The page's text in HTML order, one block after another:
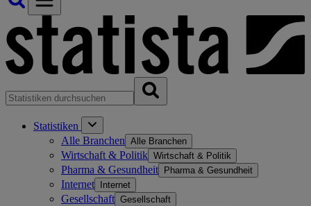
Statistiken
Alle Branchen Alle Branchen
Wirtschaft & Politik Wirtschaft & Politik
Pharma & Gesundheit Pharma & Gesundheit
Internet Internet
Gesellschaft Gesellschaft